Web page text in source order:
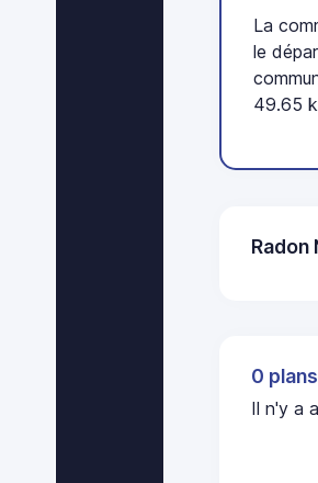
La
le
49.65
Radon
0
Il n'y a